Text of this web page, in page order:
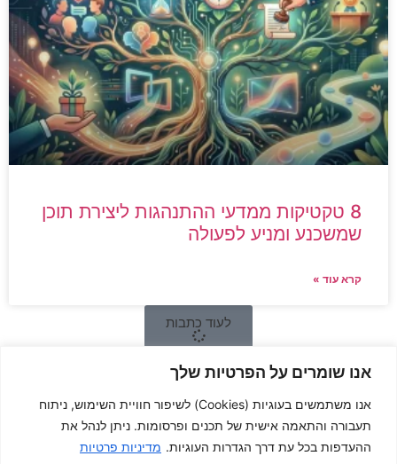
אנו שומרים על הפרטיות שלך
אנו משתמשים בעוגיות (Cookies) לשיפור חוויית השימוש, ניתוח
תעבורה והתאמה אישית של תכנים ופרסומות. ניתן לנהל את
ההעדפות בכל עת דרך הגדרות העוגיות. מדיניות פרטיות
8 טקטיקות ממדעי ההתנהגות ליצירת תוכן
שמשכנע ומניע לפעולה
קרא עוד »
לעוד כתבות
לתיאום פגישת ייעוץ דיגיטלי חינם: